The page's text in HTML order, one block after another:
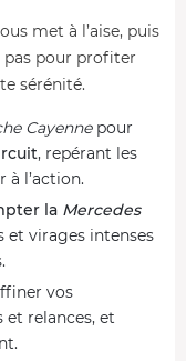
met à l’aise, puis
pas pour profiter
sérénité.
Cayennepour
, repérant les
à l’action.
la Mercedes
et virages intenses
vos
relances, et